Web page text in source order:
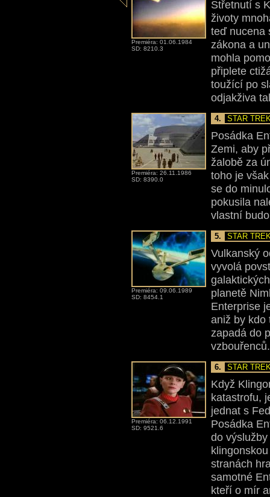
Premiéra: 01.06.1984
SD: 8210.3
Střetnutí s
životy
teď nucena
zákona a
mohla
připlete
toužící po
odjakživa
Premiéra: 26.11.1986
SD: 8390.0
4. STAR
Posádka
Zemi, aby
žalobě za
toho je
se do
pokusila
vlastní
Premiéra: 09.06.1989
SD: 8454.1
5. STAR
Vulkanský
vyvolá
planetě
Enterprise
aniž by kdo
zapadá do
vzbouřenců.
Premiéra: 06.12.1991
SD: 9521.6
6. STAR
Když
katastrofu,
jednat s
Posádka
do
stranách
samotné
kteří o mír